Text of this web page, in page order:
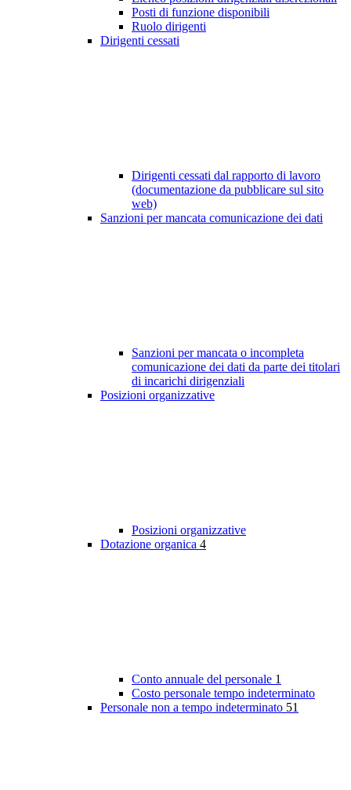
Posti di funzione disponibili
Ruolo dirigenti
Dirigenti cessati
Dirigenti cessati dal rapporto di lavoro
(documentazione da pubblicare sul sito
web)
Sanzioni per mancata comunicazione dei dati
Sanzioni per mancata o incompleta
comunicazione dei dati da parte dei titolari
di incarichi dirigenziali
Posizioni organizzative
Posizioni organizzative
Dotazione organica 4
Conto annuale del personale 1
Costo personale tempo indeterminato
Personale non a tempo indeterminato 51